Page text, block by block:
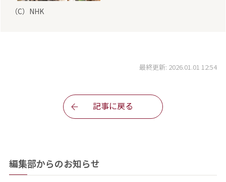
（C）NHK
最終更新: 2026.01.01 12:54
記事に戻る
編集部からのお知らせ